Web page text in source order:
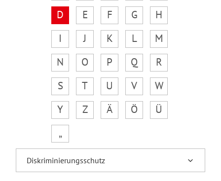
D
E F G
H
I
J K L
M
N
O P Q
R
S
T U V
W
Y
Z Ä Ö
Ü
„